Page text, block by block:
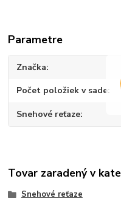
Parametre
Značka
Počet položiek v sade
Snehové reťaze
Tovar zaradený v
Snehové reťaze